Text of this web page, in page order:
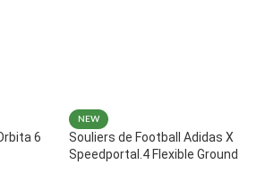
6
NEW
Souliers de Football Adidas X
Speedportal.4 Flexible Ground